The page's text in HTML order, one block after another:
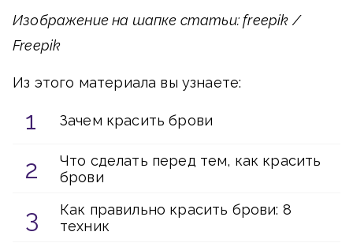
Изображение на шапке статьи: freepik /
Freepik
Из этого материала вы узнаете:
Зачем красить брови
Что сделать перед тем, как красить
брови
Как правильно красить брови: 8
техник